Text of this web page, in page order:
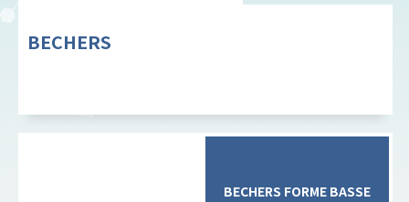
BECHERS
BECHERS FORME BASSE